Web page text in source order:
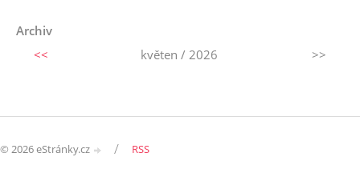
Archiv
<<
květen / 2026 >>
© 2026 eStránky.cz / RSS